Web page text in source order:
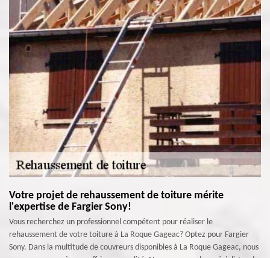
Votre projet de rehaussement de toiture mérite
l'expertise de Fargier Sony!
Vous recherchez un professionnel compétent pour réaliser le
rehaussement de votre toiture à La Roque Gageac? Optez pour Fargier
Sony. Dans la multitude de couvreurs disponibles à La Roque Gageac, nous